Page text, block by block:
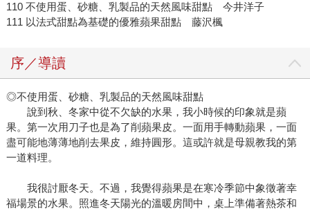
110 不使用蛋、砂糖、乳製品的天然風味甜點 今井洋子
111 以法式甜點為基礎的優雅蘋果甜點 藤沢楓
序／導讀
◎不使用蛋、砂糖、乳製品的天然風味甜點
說到秋、冬家中從不欠缺的水果，我小時候的印象就是蘋
果。第一次用刀子也是為了削蘋果皮。一面用手轉動蘋果，一面
盡可能地薄薄地削去果皮，維持圓形。這或許就是母親教我的第
一道料理。
我很討厭冬天。不過，我覺得蘋果是在寒冷季節中象徵著幸
福場景的水果。照進冬天陽光的溫暖房間中，桌上準備著熱茶和